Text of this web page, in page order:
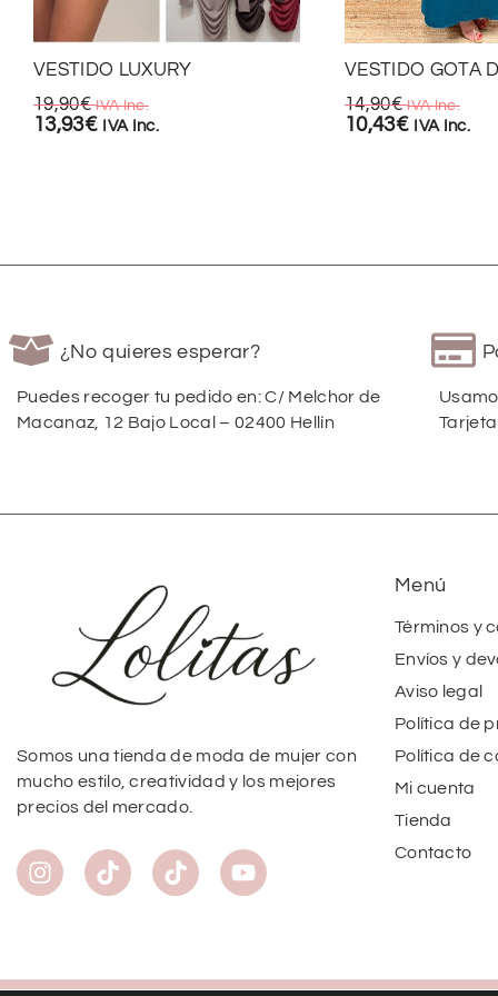
VESTIDO LUXURY
19,90€ IVA Inc.
13,93€ IVA Inc.
VESTIDO GOTA
14,90€ IVA Inc.
10,43€ IVA Inc.
¿No quieres esperar?
Puedes recoger tu pedido en: C/ Melchor de
Macanaz, 12 Bajo Local – 02400 Hellín
Somos una tienda de moda de mujer con
mucho estilo, creatividad y los mejores
precios del mercado.
Menú
Términos y
Envíos y
Aviso legal
Política de
Política de
Mi cuenta
Tienda
Contacto